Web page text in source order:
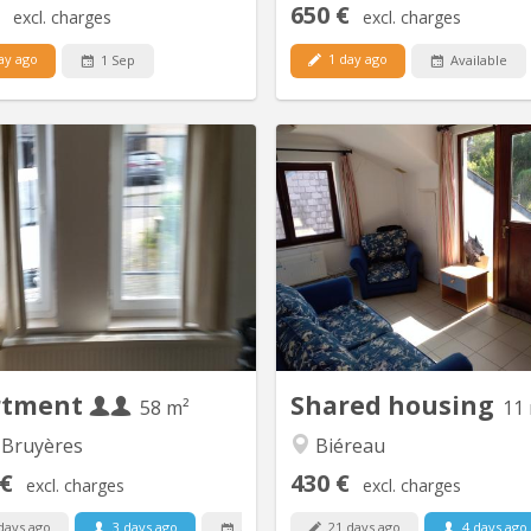
excl. charges
ago 1 Sep
650 € excl. charges
1 day ago Available
58 m²
excl. charges
ago 3 days ago
Appartement tout confort aux
composé de : - Grande
chambre séparée et une autre
bureau ou ch. avec meubles à
- Salon et Sam meublés, -
avec lave-mains, tablette et
- Cuisine équipée avec grand
électrique, 4 taques électrique
Shared housing 11
Biéreau
430 € excl. charges
21 days ago 4 days ago
Vidéo disponible ici !
communautaire de 6
située à Vieusart, juste en
de Louvain-la-Neuve
possible. Non-fumeur.
Quartier vert et calme :
Mèves, 1325 Corroy-le-
partager : cuisine équipée (4